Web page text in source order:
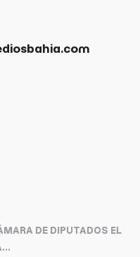
DE DIPUTADOS EL